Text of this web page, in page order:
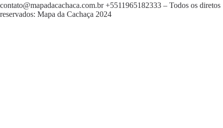
contato@mapadacachaca.com.br +5511965182333 – Todos os diretos
reservados: Mapa da Cachaça 2024